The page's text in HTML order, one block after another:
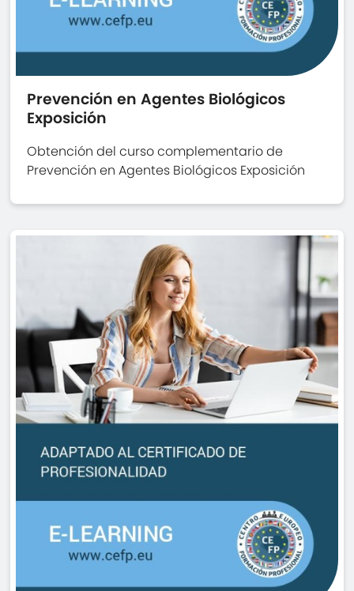
Prevención en Agentes Biológicos
Exposición
Obtención del curso complementario de
Prevención en Agentes Biológicos Exposición